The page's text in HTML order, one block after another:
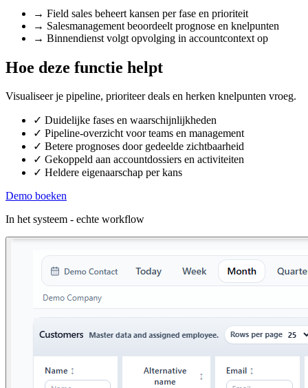
→ Field sales beheert kansen per fase en prioriteit
→ Salesmanagement beoordeelt prognose en knelpunten
→ Binnendienst volgt opvolging in accountcontext op
Hoe deze functie helpt
Visualiseer je pipeline, prioriteer deals en herken knelpunten vroeg.
✓ Duidelijke fases en waarschijnlijkheden
✓ Pipeline-overzicht voor teams en management
✓ Betere prognoses door gedeelde zichtbaarheid
✓ Gekoppeld aan accountdossiers en activiteiten
✓ Heldere eigenaarschap per kans
Demo boeken
In het systeem - echte workflow